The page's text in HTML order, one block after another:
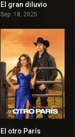
El gran diluvio
Sep. 18, 2025
El otro París